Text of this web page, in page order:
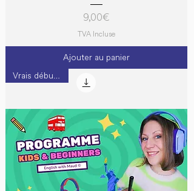
Prix
9,00 €
TVA Incluse
Ajouter au panier
Vrais débutants